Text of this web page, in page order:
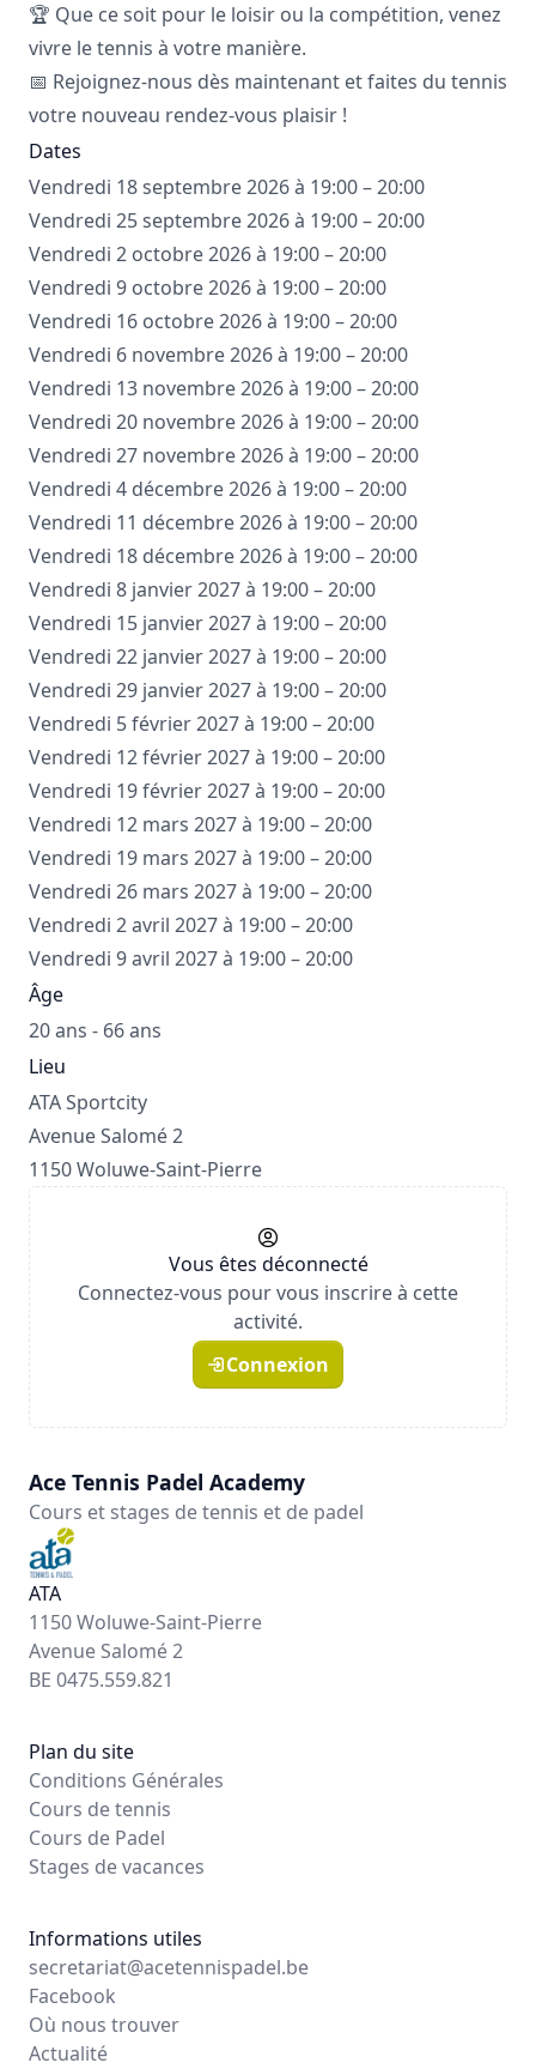
🏆 Que ce soit pour le loisir ou la compétition, venez
vivre le tennis à votre manière.
📅 Rejoignez-nous dès maintenant et faites du tennis
votre nouveau rendez-vous plaisir !
Dates
Vendredi 18 septembre 2026 à 19:00 – 20:00
Vendredi 25 septembre 2026 à 19:00 – 20:00
Vendredi 2 octobre 2026 à 19:00 – 20:00
Vendredi 9 octobre 2026 à 19:00 – 20:00
Vendredi 16 octobre 2026 à 19:00 – 20:00
Vendredi 6 novembre 2026 à 19:00 – 20:00
Vendredi 13 novembre 2026 à 19:00 – 20:00
Vendredi 20 novembre 2026 à 19:00 – 20:00
Vendredi 27 novembre 2026 à 19:00 – 20:00
Vendredi 4 décembre 2026 à 19:00 – 20:00
Vendredi 11 décembre 2026 à 19:00 – 20:00
Vendredi 18 décembre 2026 à 19:00 – 20:00
Vendredi 8 janvier 2027 à 19:00 – 20:00
Vendredi 15 janvier 2027 à 19:00 – 20:00
Vendredi 22 janvier 2027 à 19:00 – 20:00
Vendredi 29 janvier 2027 à 19:00 – 20:00
Vendredi 5 février 2027 à 19:00 – 20:00
Vendredi 12 février 2027 à 19:00 – 20:00
Vendredi 19 février 2027 à 19:00 – 20:00
Vendredi 12 mars 2027 à 19:00 – 20:00
Vendredi 19 mars 2027 à 19:00 – 20:00
Vendredi 26 mars 2027 à 19:00 – 20:00
Vendredi 2 avril 2027 à 19:00 – 20:00
Vendredi 9 avril 2027 à 19:00 – 20:00
Âge
20 ans - 66 ans
Lieu
ATA Sportcity
Avenue Salomé 2
1150 Woluwe-Saint-Pierre
Vous êtes déconnecté
Connectez-vous pour vous inscrire à cette
activité.
Connexion
Ace Tennis Padel Academy
Cours et stages de tennis et de padel
ATA
1150 Woluwe-Saint-Pierre
Avenue Salomé 2
BE 0475.559.821
Plan du site
Conditions Générales
Cours de tennis
Cours de Padel
Stages de vacances
Informations utiles
secretariat@acetennispadel.be
Facebook
Où nous trouver
Actualité